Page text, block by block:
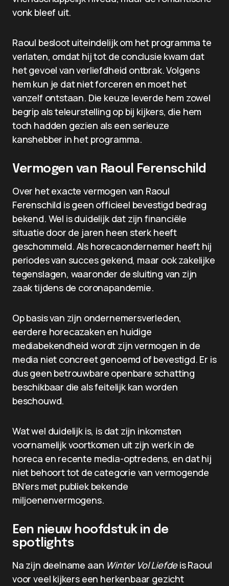
vonk bleef uit.
Raoul besloot uiteindelijk om het programma te
verlaten, omdat hij tot de conclusie kwam dat
het gevoel van verliefdheid ontbrak. Volgens
hem kun je dat niet forceren en moet het
vanzelf ontstaan. Die keuze leverde hem zowel
begrip als teleurstelling op bij kijkers, die hem
toch hadden gezien als een serieuze
kanshebber in het programma.
Vermogen van Raoul Ferenschild
Over het exacte vermogen van Raoul
Ferenschild is geen officieel bevestigd bedrag
bekend. Wel is duidelijk dat zijn financiële
situatie door de jaren heen sterk heeft
geschommeld. Als horecaondernemer heeft hij
periodes van succes gekend, maar ook zakelijke
tegenslagen, waaronder de sluiting van zijn
zaak tijdens de coronapandemie.
Op basis van zijn ondernemersverleden,
eerdere horecazaken en huidige
mediabekendheid wordt zijn vermogen in de
media niet concreet genoemd of bevestigd. Er is
dus geen betrouwbare openbare schatting
beschikbaar die als feitelijk kan worden
beschouwd.
Wat wel duidelijk is, is dat zijn inkomsten
voornamelijk voortkomen uit zijn werk in de
horeca en recente media-optredens, en dat hij
niet behoort tot de categorie van vermogende
BN’ers met publiek bekende
miljoenenvermogens.
Een nieuw hoofdstuk in de
spotlights
Na zijn deelname aan Winter Vol Liefdeis Raoul
voor veel kijkers een herkenbaar gezicht